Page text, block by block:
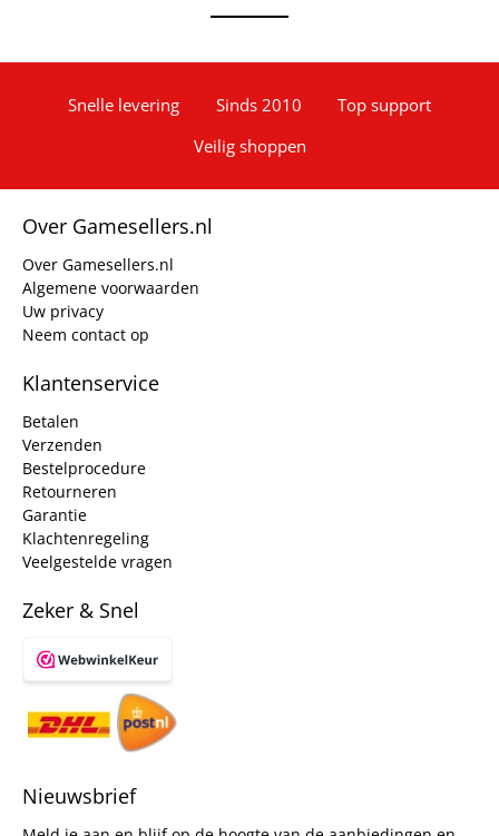
Snelle levering Sinds 2010
Top support
Veilig shoppen
Over Gamesellers.nl
Over Gamesellers.nl
Algemene voorwaarden
Uw privacy
Neem contact op
Klantenservice
Betalen
Verzenden
Bestelprocedure
Retourneren
Garantie
Klachtenregeling
Veelgestelde vragen
Zeker & Snel
Nieuwsbrief